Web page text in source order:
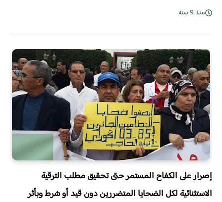
منذ 9 سنة
إصرار على الكفاح المستمر حتى تحقيق مطلب الترقية
الاستثنائية لكل الضحايا المتضررين دون قيد أو شرط وبأثر